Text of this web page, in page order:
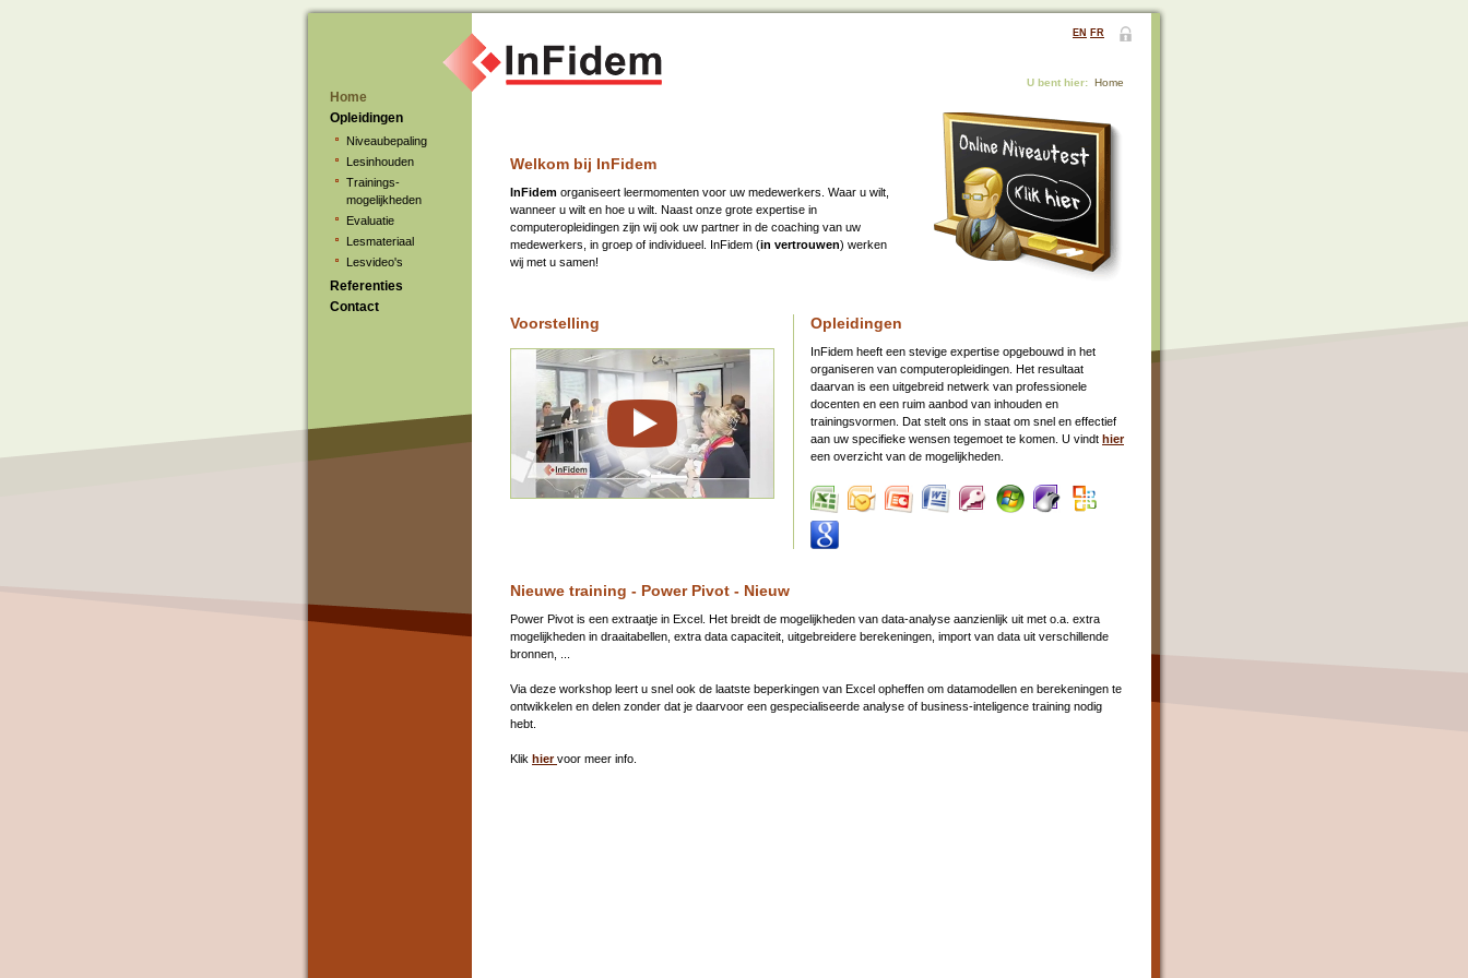
Home
Opleidingen
Niveaubepaling
Lesinhouden
Trainings-
mogelijkheden
Evaluatie
Lesmateriaal
Lesvideo's
Referenties
Contact
EN FR
U bent hier: Home
Welkom bij InFidem
InFidem organiseert leermomenten voor uw medewerkers. Waar u wilt,
wanneer u wilt en hoe u wilt. Naast onze grote expertise in
computeropleidingen zijn wij ook uw partner in de coaching van uw
medewerkers, in groep of individueel. InFidem (in vertrouwen) werken
wij met u samen!
Voorstelling Opleidingen
InFidem heeft een stevige expertise opgebouwd in het
organiseren van computeropleidingen. Het resultaat
daarvan is een uitgebreid netwerk van professionele
docenten en een ruim aanbod van inhouden en
trainingsvormen. Dat stelt ons in staat om snel en effectief
aan uw specifieke wensen tegemoet te komen. U vindt hier
een overzicht van de mogelijkheden.
Nieuwe training - Power Pivot - Nieuw
Power Pivot is een extraatje in Excel. Het breidt de mogelijkheden van data-analyse aanzienlijk uit met o.a. extra
mogelijkheden in draaitabellen, extra data capaciteit, uitgebreidere berekeningen, import van data uit verschillende
bronnen, ...
Via deze workshop leert u snel ook de laatste beperkingen van Excel opheffen om datamodellen en berekeningen te
ontwikkelen en delen zonder dat je daarvoor een gespecialiseerde analyse of business-inteligence training nodig
hebt.
Klik hiervoor meer info.